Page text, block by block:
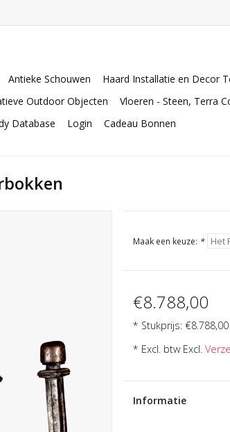
Antieke Schouwen Haard Installatie en Decor
Outdoor Objecten
Vloeren - Steen, Terra
Database
Login Cadeau Bonnen
Maak een keuze: *
€8.788,00
* Stukprijs:
* Excl. btw Excl.
Informatie